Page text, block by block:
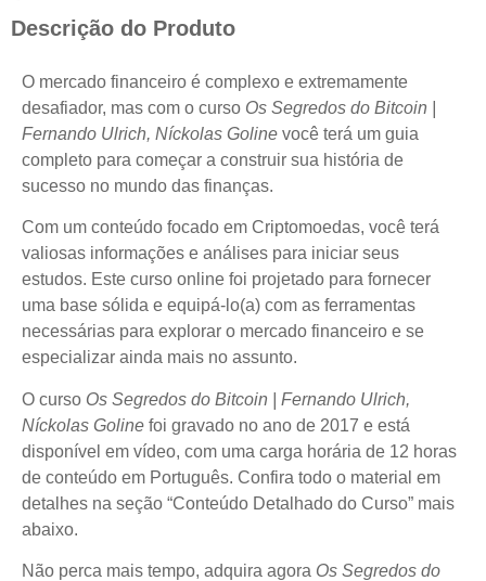
Descrição do Produto
O mercado financeiro é complexo e extremamente
desafiador, mas com o curso Os Segredos do Bitcoin |
Fernando Ulrich, Níckolas Goline você terá um guia
completo para começar a construir sua história de
sucesso no mundo das finanças.
Com um conteúdo focado em Criptomoedas, você terá
valiosas informações e análises para iniciar seus
estudos. Este curso online foi projetado para fornecer
uma base sólida e equipá-lo(a) com as ferramentas
necessárias para explorar o mercado financeiro e se
especializar ainda mais no assunto.
O curso Os Segredos do Bitcoin | Fernando Ulrich,
Níckolas Goline foi gravado no ano de 2017 e está
disponível em vídeo, com uma carga horária de 12 horas
de conteúdo em Português. Confira todo o material em
detalhes na seção “Conteúdo Detalhado do Curso” mais
abaixo.
Não perca mais tempo, adquira agora Os Segredos do